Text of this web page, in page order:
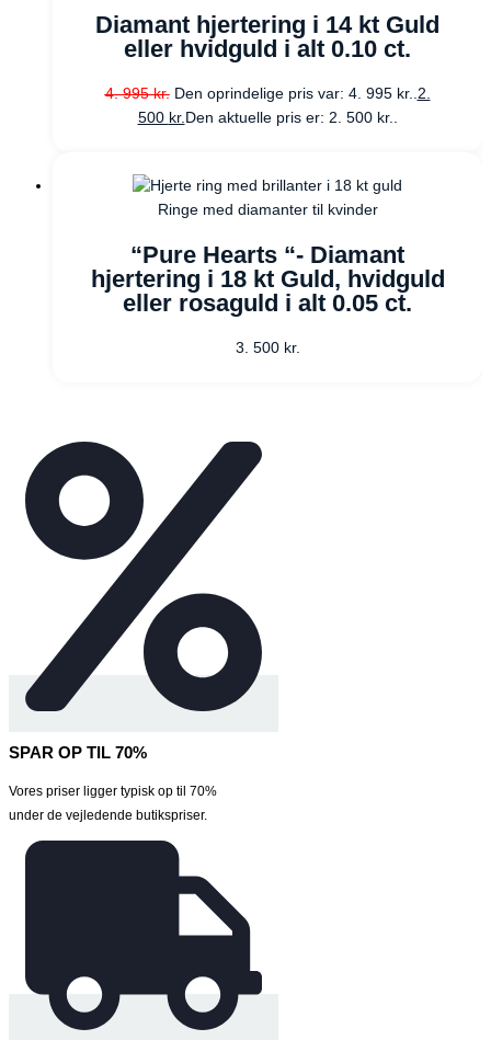
Diamant hjertering i 14 kt Guld
eller hvidguld i alt 0.10 ct.
4. 995kr. Den oprindelige pris var: 4. 995 kr..2.
500 kr. Den aktuelle pris er: 2. 500 kr..
Ringe med diamanter til kvinder
“Pure Hearts “- Diamant
hjertering i 18 kt Guld, hvidguld
eller rosaguld i alt 0.05 ct.
3. 500 kr.
SPAR OP TIL 70%
Vores priser ligger typisk op til 70%
under de vejledende butikspriser.